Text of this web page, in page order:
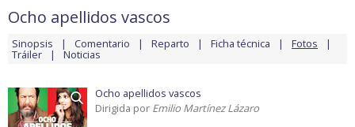
Ocho apellidos vascos
Sinopsis Comentario Reparto Ficha técnica Fotos
Tráiler Noticias
Ocho apellidos vascos
Dirigida por Emilio Martínez Lázaro